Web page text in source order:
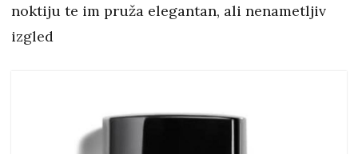
noktiju te im pruža elegantan, ali nenametljiv
izgled